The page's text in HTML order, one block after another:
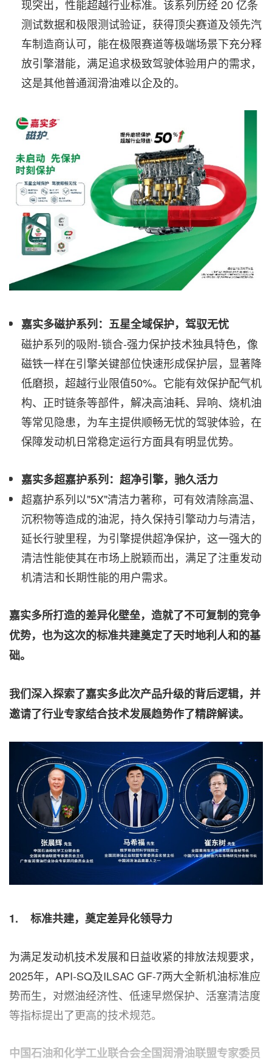
现突出，性能超越行业标准。该系列历经 20 亿条
测试数据和极限测试验证，获得顶尖赛道及领先汽
车制造商认可，能在极限赛道等极端场景下充分释
放引擎潜能，满足追求极致驾驶体验用户的需求，
这是其他普通润滑油难以企及的。
嘉实多磁护系列：五星全域保护，驾驭无忧
磁护系列的吸附-锁合-强力保护技术独具特色，像
磁铁一样在引擎关键部位快速形成保护层，显著降
低磨损，超越行业限值50%。它能有效保护配气机
构、正时链条等部件，解决高油耗、异响、烧机油
等常见隐患，为车主提供顺畅无忧的驾驶体验，在
保障发动机日常稳定运行方面具有明显优势。
嘉实多超嘉护系列：超净引擎，驰久活力
超嘉护系列以"5X"清洁力著称，可有效清除高温、
沉积物等造成的油泥，持久保持引擎动力与清洁，
延长行驶里程，为引擎提供超净保护，这一强大的
清洁性能使其在市场上脱颖而出，满足了注重发动
机清洁和长期性能的用户需求。
嘉实多所打造的差异化壁垒，造就了不可复制的竞争
优势，也为这次的标准共建奠定了天时地利人和的基
础。
我们深入探索了嘉实多此次产品升级的背后逻辑，并
邀请了行业专家结合技术发展趋势作了精辟解读。
1. 标准共建，奠定差异化领导力
为满足发动机技术发展和日益收紧的排放法规要求，
2025年，API-SQ及ILSAC GF-7两大全新机油标准应
势而生，对燃油经济性、低速早燃保护、活塞清洁度
等指标提出了更高的技术规范。
中国石油和化学工业联合会全国润滑油联盟专家委员